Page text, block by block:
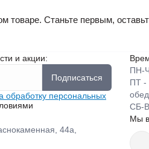
товаре. Станьте первым,
и акции:
Подписаться
обработку персональных
44а,
ПН-
ПТ -
СБ-
Мы в